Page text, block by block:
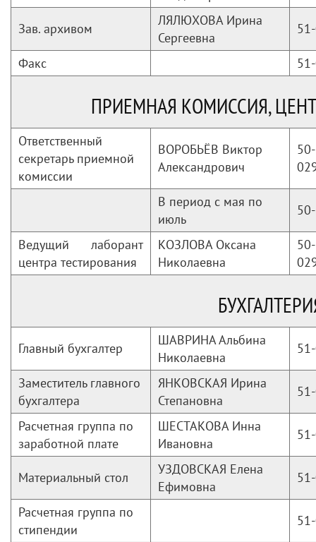
Зав. архивом
ЛЯЛЮХОВА Ирина
Сергеевна
Факс
ПРИЕМНАЯ КОМИССИЯ,
Ответственный
секретарь приемной
комиссии
ВОРОБЬЁВ Виктор
Александрович
В период с мая по
июль
Ведущий лаборант
центра тестирования
КОЗЛОВА Оксана
Николаевна
Главный бухгалтер
ШАВРИНА Альбина
Николаевна
Заместитель главного
бухгалтера
ЯНКОВСКАЯ Ирина
Степановна
Расчетная группа по
заработной плате
ШЕСТАКОВА Инна
Ивановна
Материальный стол
УЗДОВСКАЯ Елена
Ефимовна
Расчетная группа по
стипендии